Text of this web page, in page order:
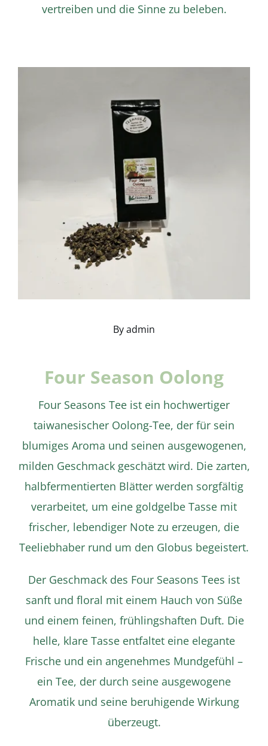
vertreiben und die Sinne zu beleben.
Details
Byadmin
Four Season Oolong
Four Seasons Tee ist ein hochwertiger
taiwanesischer Oolong-Tee, der für sein
blumiges Aroma und seinen ausgewogenen,
milden Geschmack geschätzt wird. Die zarten,
halbfermentierten Blätter werden sorgfältig
verarbeitet, um eine goldgelbe Tasse mit
frischer, lebendiger Note zu erzeugen, die
Teeliebhaber rund um den Globus begeistert.
Der Geschmack des Four Seasons Tees ist
sanft und floral mit einem Hauch von Süße
und einem feinen, frühlingshaften Duft. Die
helle, klare Tasse entfaltet eine elegante
Frische und ein angenehmes Mundgefühl –
ein Tee, der durch seine ausgewogene
Aromatik und seine beruhigende Wirkung
überzeugt.